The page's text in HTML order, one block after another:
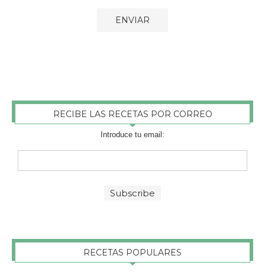
RECIBE LAS RECETAS POR CORREO
Introduce tu email:
RECETAS POPULARES